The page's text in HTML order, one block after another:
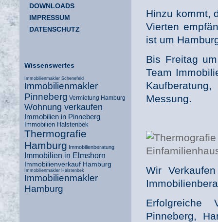
Hinzu kommt,
Vierten
ist um
Bis Freitag
Team
Messung.
Wir
Erfolgreiche
Pinneberg,
DOWNLOADS
IMPRESSUM
DATENSCHUTZ
Wissenswertes
Immobilienmakler Schenefeld
Immobilienmakler
Pinneberg Vermietung Hamburg
Wohnung verkaufen
Immobilien in Pinneberg
Immobilien Halstenbek
Thermografie
Hamburg Immobilienberatung
Immobilien in Elmshorn
Immobilienverkauf Hamburg
Immobilienmakler Halstenbek
Immobilienmakler
Hamburg